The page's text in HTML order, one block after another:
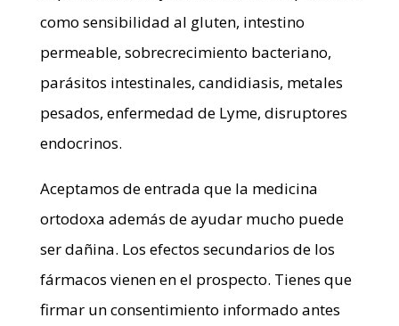
como sensibilidad al gluten, intestino
permeable, sobrecrecimiento bacteriano,
parásitos intestinales, candidiasis, metales
pesados, enfermedad de Lyme, disruptores
endocrinos.
Aceptamos de entrada que la medicina
ortodoxa además de ayudar mucho puede
ser dañina. Los efectos secundarios de los
fármacos vienen en el prospecto. Tienes que
firmar un consentimiento informado antes